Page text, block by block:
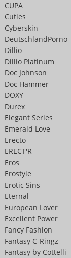
CUPA
Cuties
Cyberskin
DeutschlandPorno
Dillio
Dillio Platinum
Doc Johnson
Doc Hammer
DOXY
Durex
Elegant Series
Emerald Love
Erecto
ERECT'R
Eros
Erostyle
Erotic Sins
Eternal
European Lover
Excellent Power
Fancy Fashion
Fantasy C-Ringz
Fantasy by Cottelli